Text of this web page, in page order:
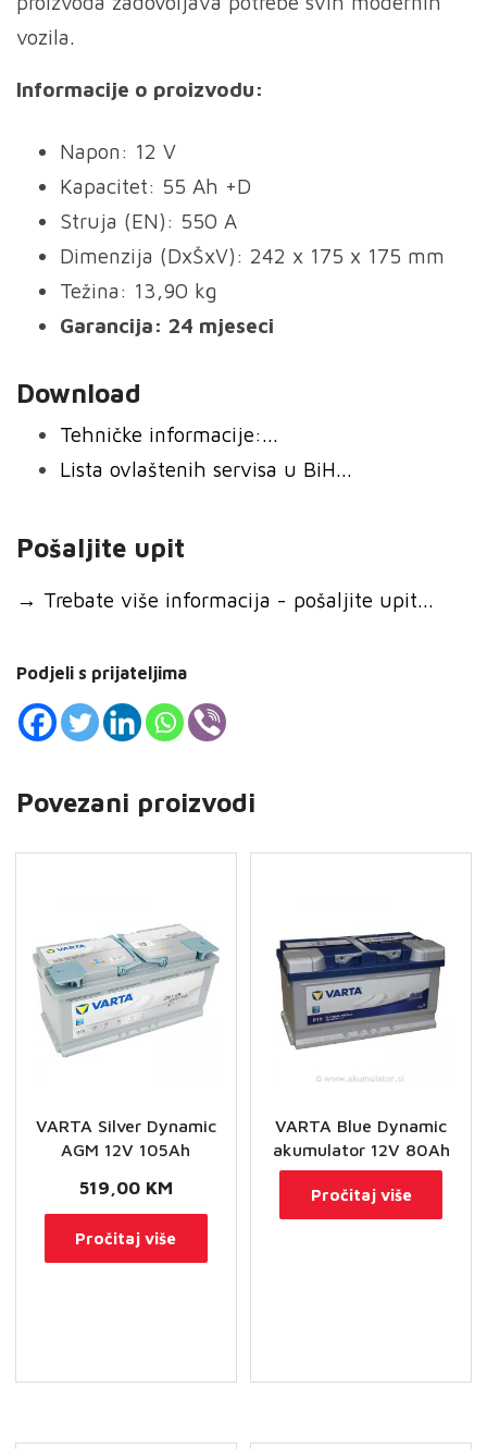
vozila.
Informacije o proizvodu:
Napon: 12 V
Kapacitet: 55 Ah +D
Struja (EN): 550 A
Dimenzija (DxŠxV): 242 x 175 x 175 mm
Težina: 13,90 kg
Garancija: 24 mjeseci
Download
Tehničke informacije:...
Lista ovlaštenih servisa u BiH...
Pošaljite upit
→ Trebate više informacija - pošaljite upit...
Podjeli s prijateljima
Povezani proizvodi
VARTA Silver Dynamic
AGM 12V 105Ah
519,00 KM
Pročitaj više
VARTA Blue Dynamic
akumulator 12V 80Ah
Pročitaj više